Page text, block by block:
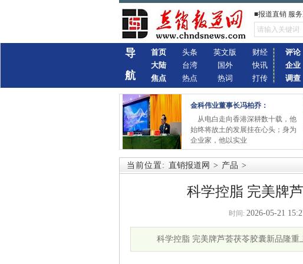
■报道直销 服
导
航
首页
大陆
焦点
头条
台湾
热点
英文版
国外
热词
财经
快讯
打传
评论
企业
调查
金科伟业董事长冯柏乔：
从电白走向香港深耕数十载，他
始终将故土的发展挂在心头；身为
企业家，他以实业
当前位置: 直销报道网 > 产品 >
科学控脂 完美牌
时间: 2026-05-21
科学控脂 完美牌芦荟茯苓胶囊新品隆重